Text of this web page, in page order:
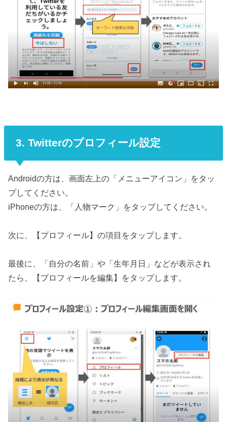
3. Twitterのプロフィール設定
Androidの方は、画面左上の「メニューアイコン」をタッ
プしてください。
iPhoneの方は、「人物マーク」をタップしてください。
次に、【プロフィール】の項目をタップします。
最後に、「自分の名前」や「生年月日」などが表示され
たら、【プロフィールを編集】をタップします。